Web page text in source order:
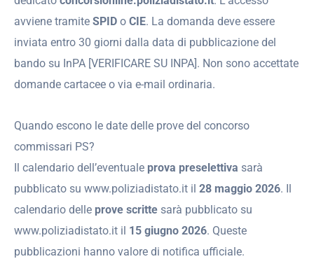
avviene tramite SPID o CIE. La domanda deve essere
inviata entro 30 giorni dalla data di pubblicazione del
bando su InPA [VERIFICARE SU INPA]. Non sono accettate
domande cartacee o via e-mail ordinaria.
Quando escono le date delle prove del concorso
commissari PS?
Il calendario dell’eventuale prova preselettiva sarà
pubblicato su www.poliziadistato.it il 28 maggio 2026. Il
calendario delle prove scritte sarà pubblicato su
www.poliziadistato.it il 15 giugno 2026. Queste
pubblicazioni hanno valore di notifica ufficiale.